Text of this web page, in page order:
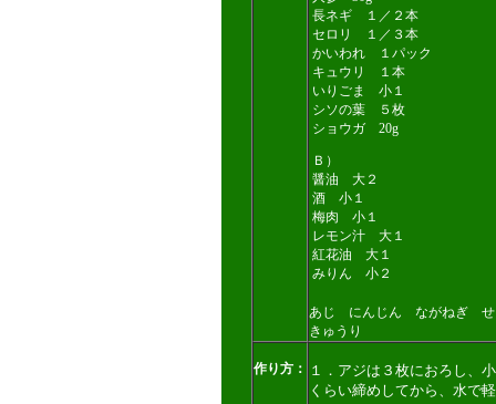
長ネギ １／２本
セロリ １／３本
かいわれ １パック
キュウリ １本
いりごま 小１
シソの葉 ５枚
ショウガ 20g
Ｂ）
醤油 大２
酒 小１
梅肉 小１
レモン汁 大１
紅花油 大１
みりん 小２
あじ にんじん ながねぎ
きゅうり
作り方：
１．アジは３枚におろし、
くらい締めしてから、水で